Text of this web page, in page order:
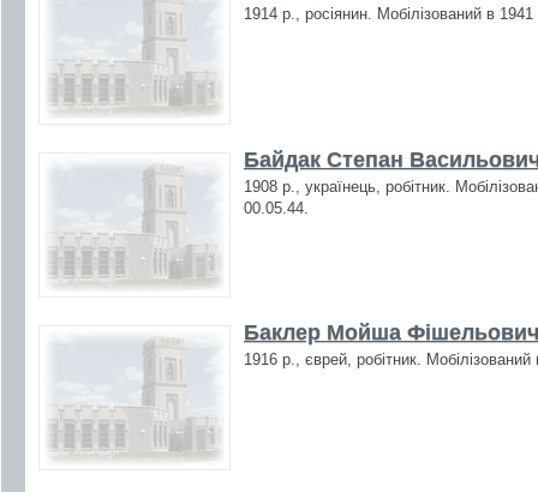
1914 р., росіянин. Мобілізований в
Байдак Степан
1908 р., українець, робітник.
00.05.44.
Баклер Мойша
1916 р., єврей, робітник.